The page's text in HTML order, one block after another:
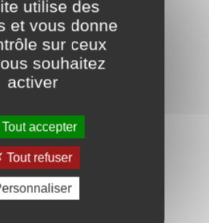
:
h à 18 h
utilise des
et vous donne
sur ceux
souhaitez
activer
Tout accepter
Tout refuser